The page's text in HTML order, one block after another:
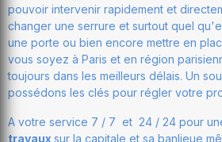
pouvoir intervenir rapidement et
changer une serrure et surtout quel
une porte ou bien encore mettre en
vous soyez à Paris et en région
toujours dans les meilleurs délais. Un
possédons les clés pour régler votre
A votre service 7 / 7 et 24 / 24 pour
travaux sur la capitale et sa banlieue